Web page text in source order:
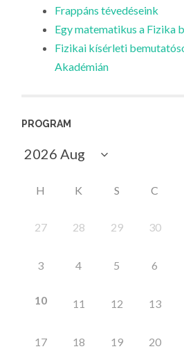
Frappáns tévedéseink
Egy matematikus a Fizika
Fizikai kísérleti
Akadémián
PROGRAM
H K S C
27 28 29 30
3 4 5 6
10 11 12 13
17 18 19 20